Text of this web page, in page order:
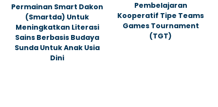
Permainan Smart Dakon
(Smartda) Untuk
Meningkatkan Literasi
Sains Berbasis Budaya
Sunda Untuk Anak Usia
Dini
Pembelajaran
Kooperatif Tipe Teams
Games Tournament
(TGT)